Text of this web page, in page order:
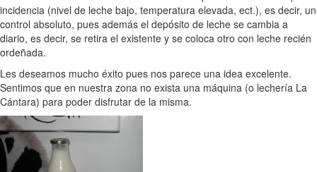
incidencia (nivel de leche bajo, temperatura elevada, ect.), es decir, un
control absoluto, pues además el depósito de leche se cambia a
diario, es decir, se retira el existente y se coloca otro con leche recién
ordeñada.
Les deseamos mucho éxito pues nos parece una idea excelente.
Sentimos que en nuestra zona no exista una máquina (o lechería La
Cántara) para poder disfrutar de la misma.